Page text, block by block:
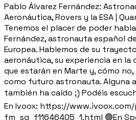
Pablo Álvarez Fernández:
Aeronáutica, Rovers y la ESA |
Tenemos el placer de poder
Fernández, astronauta español
Europea. Hablemos de su
aeronáutica, su experiencia en
que estarán en Marte y, cómo
como futuro astronauta. Alguna
también ha caído ;) Podéis
En Ivoox: https://
fm_sq_f11646405_1.html 🟢En